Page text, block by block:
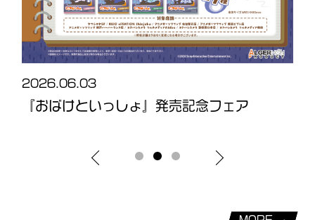
2026.06.03
『おばけといっしょ』発売記念フェア